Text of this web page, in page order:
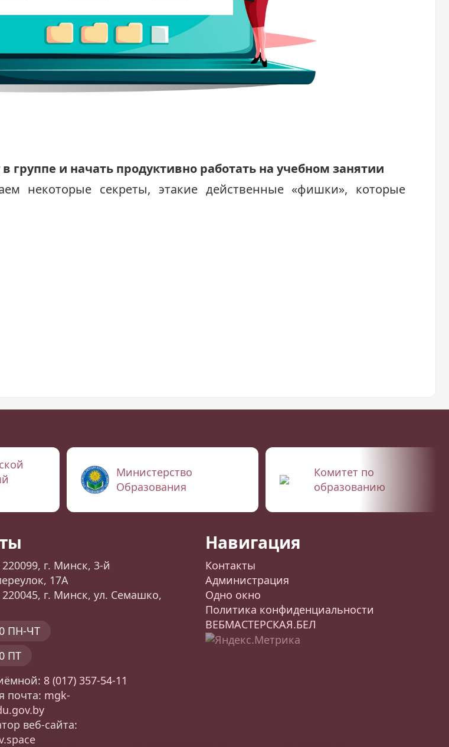
группе и начать продуктивно работать на учебном занятии
некоторые секреты, этакие действенные «фишки», которые
Министерство
Образования
Комитет по
образованию
г. Минск, 3-й
17А
г. Минск, ул. Семашко,
ПН-ЧТ
ПТ
8 (017) 357-54-11
почта: mgk-
веб-сайта:
Навигация
Контакты
Администрация
Одно окно
Политика конфиденциальности
ВЕБМАСТЕРСКАЯ.БЕЛ